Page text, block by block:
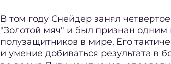
В том году Снейдер занял
"Золотой мяч" и был признан одним
полузащитников в мире. Его
и умение добиваться результата в